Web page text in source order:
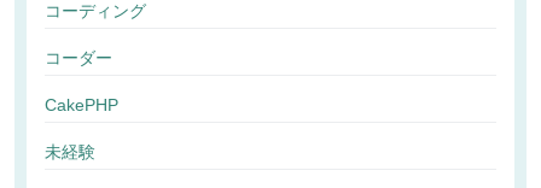
コーディング
コーダー
CakePHP
未経験